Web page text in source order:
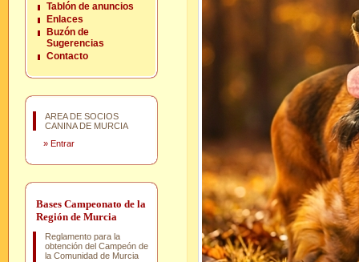
Tablón de anuncios
Enlaces
Buzón de
Sugerencias
Contacto
AREA DE SOCIOS
CANINA DE MURCIA
» Entrar
Bases Campeonato de la
Región de Murcia
Reglamento para la
obtención del Campeón de
la Comunidad de Murcia